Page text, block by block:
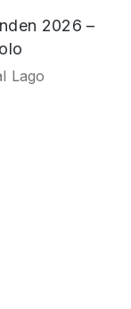
2026 –
Lago